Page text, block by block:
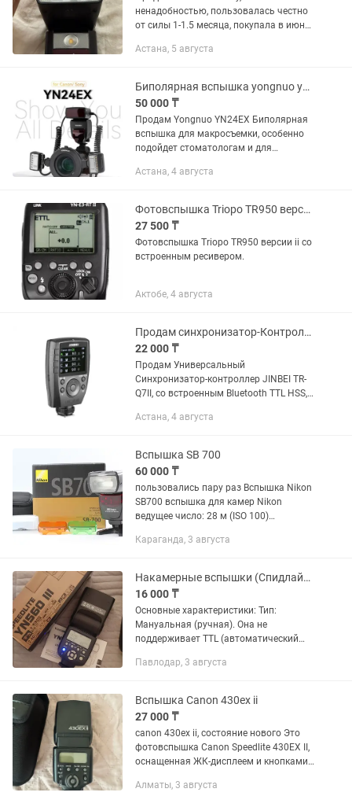
ненадобностью, пользовалась честно
от силы 1-1.5 месяца, покупала в июне,
идеальном состоянии Я уже не
и...
Астана, 5 августа
Биполярная вспышка yongnuo yn24ex
50 000 ₸
Продам Yongnuo YN24EX Биполярная
вспышка для макросъемки, особенно
подойдет стоматологам и для
каспи кз Состояние отличное,
Астана, 4 августа
Фотовспышка Triopo TR950 версии ii со встроенным ресивером.
27 500 ₸
Фотовспышка Triopo TR950 версии ii со
встроенным ресивером.
Актобе, 4 августа
Продам синхронизатор-Контролер JINBEI TR-Q7II Bluetooth TTL HSS
22 000 ₸
Продам Универсальный
Синхронизатор-контроллер JINBEI TR-
Q7II, со встроенным Bluetooth TTL HSS,
количестве - 1 штука Контроллер
Астана, 4 августа
Вспышка SB 700
60 000 ₸
пользовались пару раз Вспышка Nikon
SB700 вспышка для камер Nikon
ведущее число: 28 м (ISO 100)
головка выбор угла освещения: авто,
Караганда, 3 августа
Накамерные вспышки (Спидлайты)
16 000 ₸
Основные характеристики: Тип:
Мануальная (ручная). Она не
поддерживает TTL (автоматический
импульса нужно выставлять вручную
Встроенный...
Павлодар, 3 августа
Вспышка Canon 430ex ii
27 000 ₸
canon 430ex ii, состояние нового Это
фотовспышка Canon Speedlite 430EX II,
оснащенная ЖК-дисплеем и кнопками
панели.Устройство предназначено для
Алматы, 3 августа